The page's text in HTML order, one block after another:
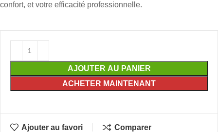
confort, et votre efficacité professionnelle.
AJOUTER AU PANIER
ACHETER MAINTENANT
Ajouter au favori Comparer